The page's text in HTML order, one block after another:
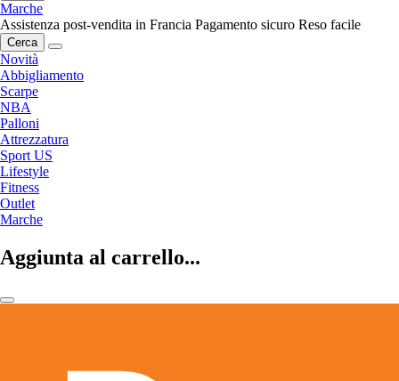
Marche
Assistenza post-vendita in Francia Pagamento sicuro Reso facile
Cerca
Novità
Abbigliamento
Scarpe
NBA
Palloni
Attrezzatura
Sport US
Lifestyle
Fitness
Outlet
Marche
Aggiunta al carrello...